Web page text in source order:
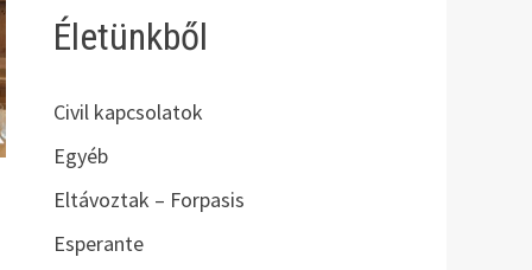
Életünkből
Civil kapcsolatok
Egyéb
Eltávoztak – Forpasis
Esperante